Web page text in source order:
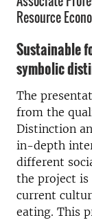
Resource
Sustainable
symbolic
The
from the
Distinction
in-depth
different
the project is
current
eating. This